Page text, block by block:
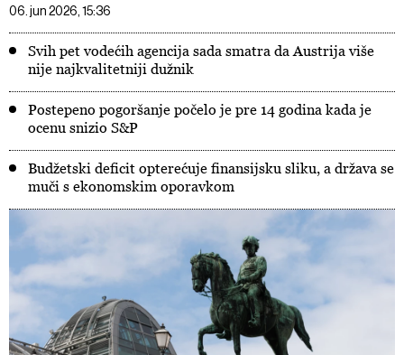
06. jun 2026, 15:36
Svih pet vodećih agencija sada smatra da Austrija više
nije najkvalitetniji dužnik
Postepeno pogoršanje počelo je pre 14 godina kada je
ocenu snizio S&P
Budžetski deficit opterećuje finansijsku sliku, a država se
muči s ekonomskim oporavkom